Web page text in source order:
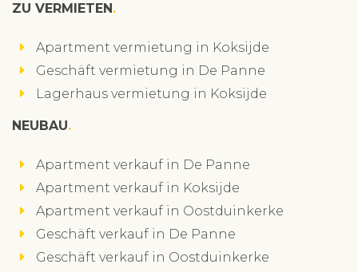
ZU VERMIETEN
Apartment vermietung in Koksijde
Geschäft vermietung in De Panne
Lagerhaus vermietung in Koksijde
NEUBAU
Apartment verkauf in De Panne
Apartment verkauf in Koksijde
Apartment verkauf in Oostduinkerke
Geschäft verkauf in De Panne
Geschäft verkauf in Oostduinkerke